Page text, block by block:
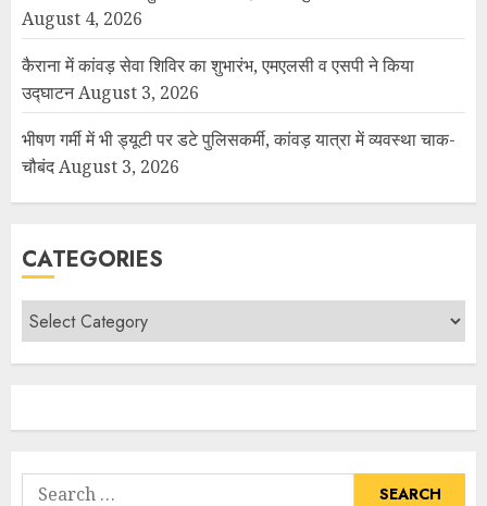
August 4, 2026
कैराना में कांवड़ सेवा शिविर का शुभारंभ, एमएलसी व एसपी ने किया
उद्घाटनAugust 3, 2026
भीषण गर्मी में भी ड्यूटी पर डटे पुलिसकर्मी, कांवड़ यात्रा में व्यवस्था चाक-
चौबंदAugust 3, 2026
CATEGORIES